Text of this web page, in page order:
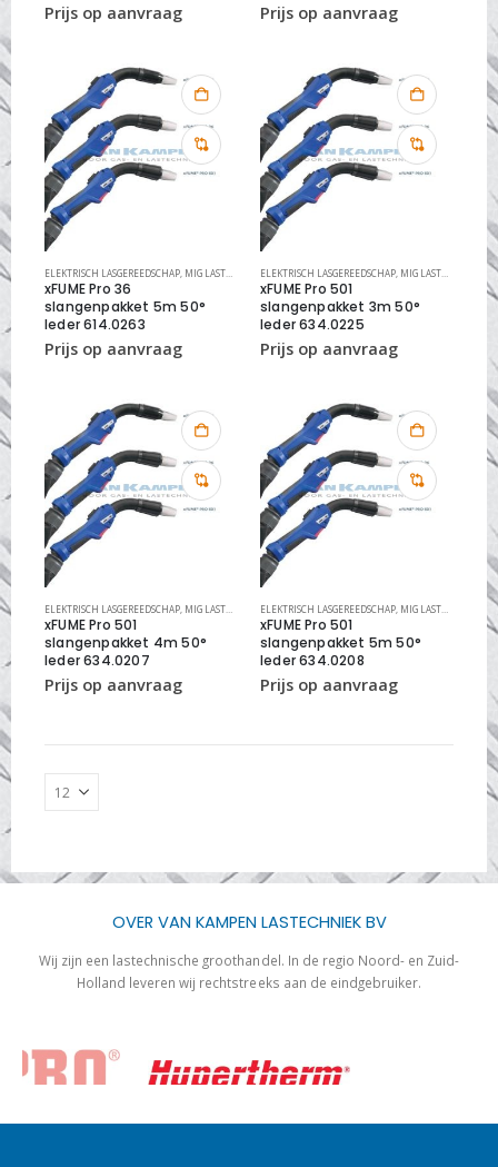
ELEKTRISCH LASGEREEDSCHAP, MIG LASTOORTS XFUME , MIG LASTOORTSEN
xFUME Pro 36
slangenpakket 5m 50°
leder 614.0263
ELEKTRISCH LASGEREEDSCHAP, MIG LASTOORTS XFUME
xFUME Pro 501
slangenpakket 3m 50°
leder 634.0225
ELEKTRISCH LASGEREEDSCHAP, MIG LASTOORTS XFUME ,MIG LASTOORTSEN
xFUME Pro 501
slangenpakket 4m 50°
leder 634.0207
ELEKTRISCH LASGEREEDSCHAP, MIG LASTOORTS XFUME
xFUME Pro 501
slangenpakket 5m 50°
leder 634.0208
OVER VAN KAMPEN LASTECHNIEK BV
Wij zijn een lastechnische groothandel. In de regio Noord- en Zuid-
Holland leveren wij rechtstreeks aan de eindgebruiker.